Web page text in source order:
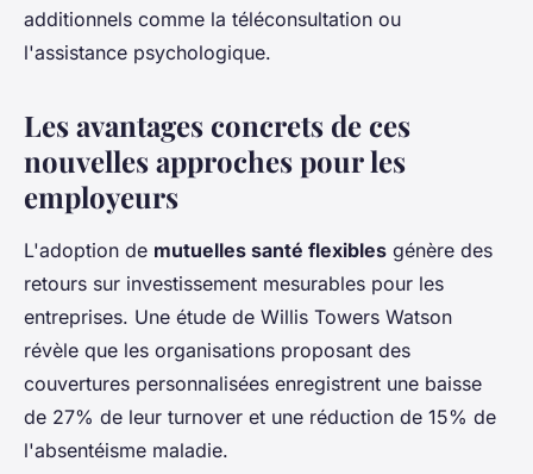
additionnels comme la téléconsultation ou
l'assistance psychologique.
Les avantages concrets de ces
nouvelles approches pour les
employeurs
L'adoption de mutuelles santé flexibles génère des
retours sur investissement mesurables pour les
entreprises. Une étude de Willis Towers Watson
révèle que les organisations proposant des
couvertures personnalisées enregistrent une baisse
de 27% de leur turnover et une réduction de 15% de
l'absentéisme maladie.